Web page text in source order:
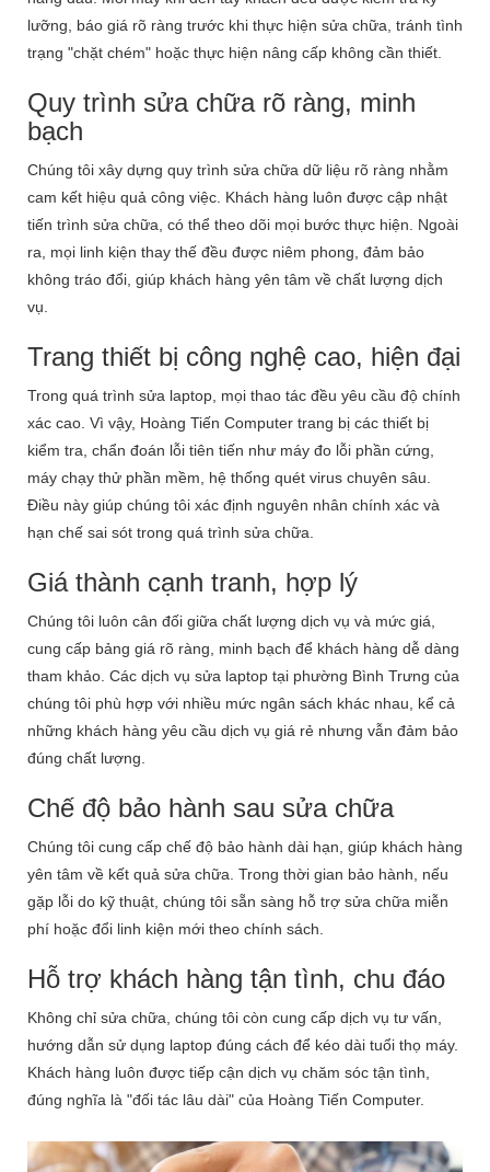
lưỡng, báo giá rõ ràng trước khi thực hiện sửa chữa, tránh tình
trạng "chặt chém" hoặc thực hiện nâng cấp không cần thiết.
Quy trình sửa chữa rõ ràng, minh
bạch
Chúng tôi xây dựng quy trình sửa chữa dữ liệu rõ ràng nhằm
cam kết hiệu quả công việc. Khách hàng luôn được cập nhật
tiến trình sửa chữa, có thể theo dõi mọi bước thực hiện. Ngoài
ra, mọi linh kiện thay thế đều được niêm phong, đảm bảo
không tráo đổi, giúp khách hàng yên tâm về chất lượng dịch
vụ.
Trang thiết bị công nghệ cao, hiện đại
Trong quá trình sửa laptop, mọi thao tác đều yêu cầu độ chính
xác cao. Vì vậy, Hoàng Tiến Computer trang bị các thiết bị
kiểm tra, chẩn đoán lỗi tiên tiến như máy đo lỗi phần cứng,
máy chạy thử phần mềm, hệ thống quét virus chuyên sâu.
Điều này giúp chúng tôi xác định nguyên nhân chính xác và
hạn chế sai sót trong quá trình sửa chữa.
Giá thành cạnh tranh, hợp lý
Chúng tôi luôn cân đối giữa chất lượng dịch vụ và mức giá,
cung cấp bảng giá rõ ràng, minh bạch để khách hàng dễ dàng
tham khảo. Các dịch vụ sửa laptop tại phường Bình Trưng của
chúng tôi phù hợp với nhiều mức ngân sách khác nhau, kể cả
những khách hàng yêu cầu dịch vụ giá rẻ nhưng vẫn đảm bảo
đúng chất lượng.
Chế độ bảo hành sau sửa chữa
Chúng tôi cung cấp chế độ bảo hành dài hạn, giúp khách hàng
yên tâm về kết quả sửa chữa. Trong thời gian bảo hành, nếu
gặp lỗi do kỹ thuật, chúng tôi sẵn sàng hỗ trợ sửa chữa miễn
phí hoặc đổi linh kiện mới theo chính sách.
Hỗ trợ khách hàng tận tình, chu đáo
Không chỉ sửa chữa, chúng tôi còn cung cấp dịch vụ tư vấn,
hướng dẫn sử dụng laptop đúng cách để kéo dài tuổi thọ máy.
Khách hàng luôn được tiếp cận dịch vụ chăm sóc tận tình,
đúng nghĩa là "đối tác lâu dài" của Hoàng Tiến Computer.